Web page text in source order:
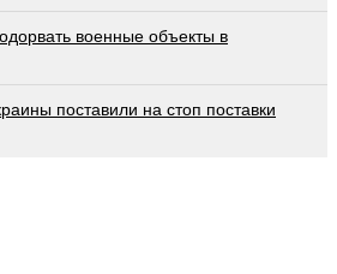
военные объекты в
поставили на стоп поставки